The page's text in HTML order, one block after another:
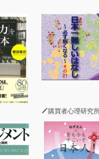
購買者心理研究所 株式会社モデンナ 顧問 青木幹